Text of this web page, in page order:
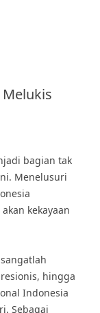
bagian tak
Menelusuri
kekayaan
hingga
Indonesia
Sebagai